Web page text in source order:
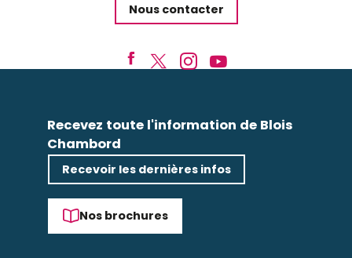
Nous contacter
Recevez toute l'information de Blois
Chambord
Recevoir les dernières infos
Nos brochures